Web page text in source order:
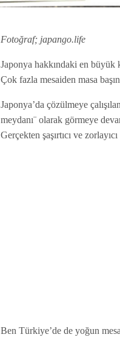
Fotoğraf; japango.life
Japonya hakkındaki en büyük
Çok fazla mesaiden masa
Japonya’da çözülmeye
meydanı¨ olarak görmeye
Gerçekten şaşırtıcı ve
Ben Türkiye’de de yoğun